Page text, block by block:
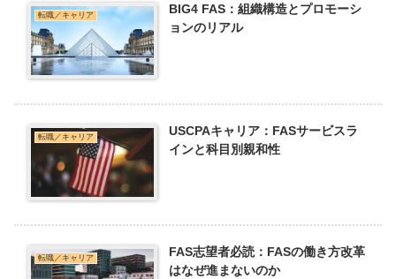
転職／キャリア
BIG4 FAS：組織構造とプロモーシ
ョンのリアル
転職／キャリア
USCPAキャリア：FASサービスラ
インと科目別親和性
転職／キャリア
FAS志望者必読：FASの働き方改革
はなぜ進まないのか